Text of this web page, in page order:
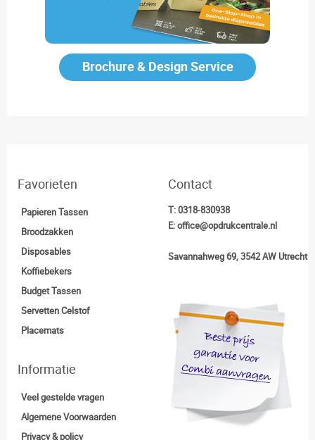
Brochure & Design Service
Favorieten
Papieren Tassen
Broodzakken
Disposables
Koffiebekers
Budget Tassen
Servetten Celstof
Placemats
Contact
T:0318-830938
E:office@opdrukcentrale.nl
Savannahweg 69, 3542 AW Utrecht
Informatie
Veel gestelde vragen
Algemene Voorwaarden
Privacy & policy